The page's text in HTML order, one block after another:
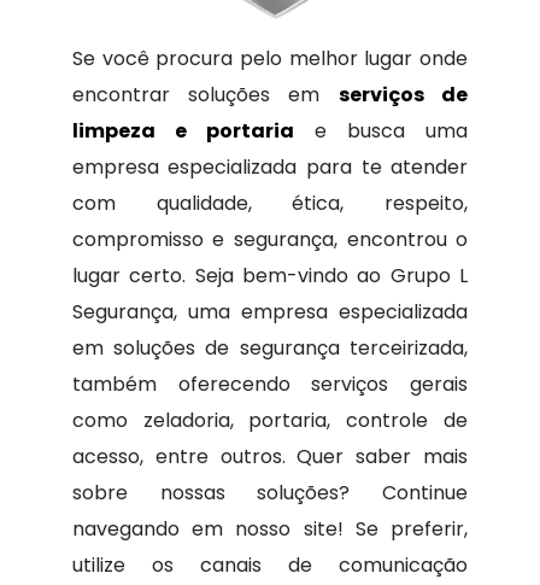
Se você procura pelo melhor lugar onde
encontrar soluções em serviços de
limpeza e portaria e busca uma
empresa especializada para te atender
com qualidade, ética, respeito,
compromisso e segurança, encontrou o
lugar certo. Seja bem-vindo ao Grupo L
Segurança, uma empresa especializada
em soluções de segurança terceirizada,
também oferecendo serviços gerais
como zeladoria, portaria, controle de
acesso, entre outros. Quer saber mais
sobre nossas soluções? Continue
navegando em nosso site! Se preferir,
utilize os canais de comunicação